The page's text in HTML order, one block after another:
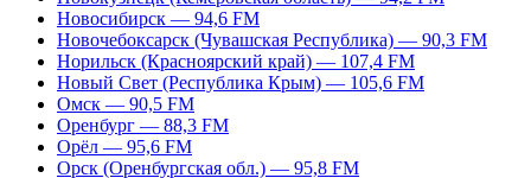
Новосибирск — 94,6 FM
Новочебоксарск (Чувашская Республика) — 90,3 FM
Норильск (Красноярский край) — 107,4 FM
Новый Свет (Республика Крым) — 105,6 FM
Омск — 90,5 FM
Оренбург — 88,3 FM
Орёл — 95,6 FM
Орск (Оренбургская обл.) — 95,8 FM